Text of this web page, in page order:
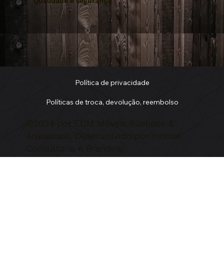
©2024 por EDM Móveis Rústicos &
Artesanais. Desenvolvido por Innove
Consultoria e Branding
Política de privacidade
Políticas de troca, devolução, reembolso